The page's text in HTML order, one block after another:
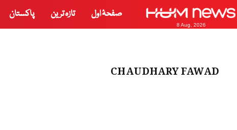
8 Aug, 2026
صفحۂ اول تازہ ترین پاکستان
CHAUDHARY FAWAD